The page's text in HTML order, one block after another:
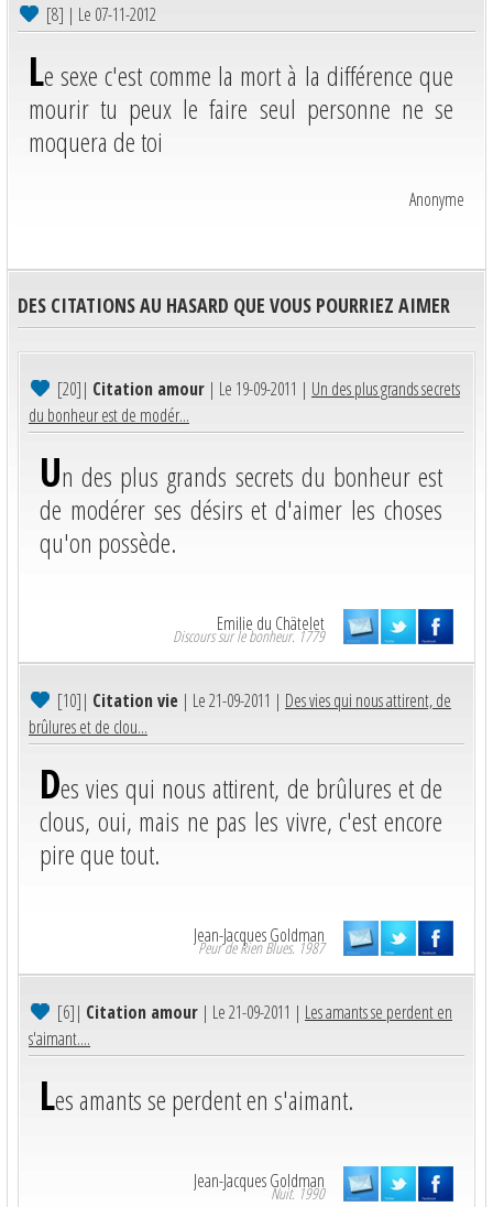
[8] | Le 07-11-2012
Le sexe c'est comme la mort à la différence que
mourir tu peux le faire seul personne ne se
moquera de toi
Anonyme
DES CITATIONS AU HASARD QUE VOUS POURRIEZ AIMER
[20]| Citation amour | Le 19-09-2011 | Un des plus grands secrets
du bonheur est de modér...
Un des plus grands secrets du bonheur est
de modérer ses désirs et d'aimer les choses
qu'on possède.
Emilie du Châtelet
Discours sur le bonheur. 1779
[10]| Citation vie | Le 21-09-2011 | Des vies qui nous attirent, de
brûlures et de clou...
Des vies qui nous attirent, de brûlures et de
clous, oui, mais ne pas les vivre, c'est encore
pire que tout.
Jean-Jacques Goldman
Peur de Rien Blues. 1987
[6]| Citation amour | Le 21-09-2011 | Les amants se perdent en
s'aimant....
Les amants se perdent en s'aimant.
Jean-Jacques Goldman
Nuit. 1990